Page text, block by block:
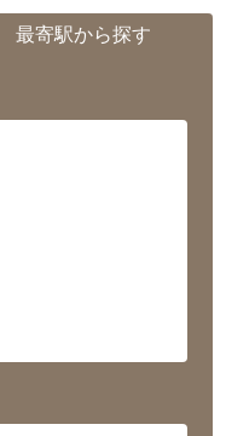
最寄駅から探す